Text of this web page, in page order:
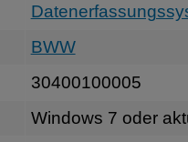
BWW
30400100005
Windows 7 oder